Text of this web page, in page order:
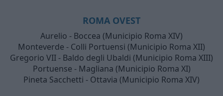
ROMA OVEST
Aurelio - Boccea (Municipio Roma XIV)
Monteverde - Colli Portuensi (Municipio Roma XII)
Gregorio VII - Baldo degli Ubaldi (Municipio Roma XIII)
Portuense - Magliana (Municipio Roma XI)
Pineta Sacchetti - Ottavia (Municipio Roma XIV)